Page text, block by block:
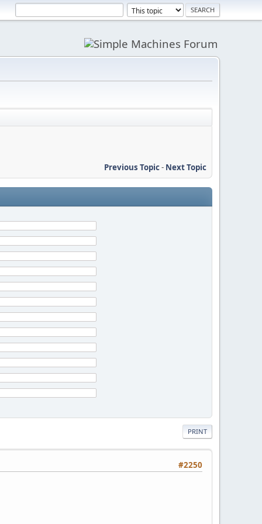
Previous Topic- Next Topic
PRINT
#2250